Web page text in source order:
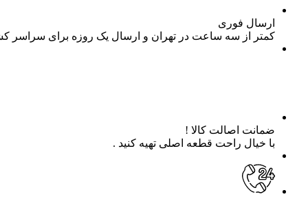
ارسال فوری
کمتر از سه ساعت در تهران و ارسال یک روزه برای سراسر
ضمانت اصالت کالا !
با خیال راحت قطعه اصلی تهیه کنید .